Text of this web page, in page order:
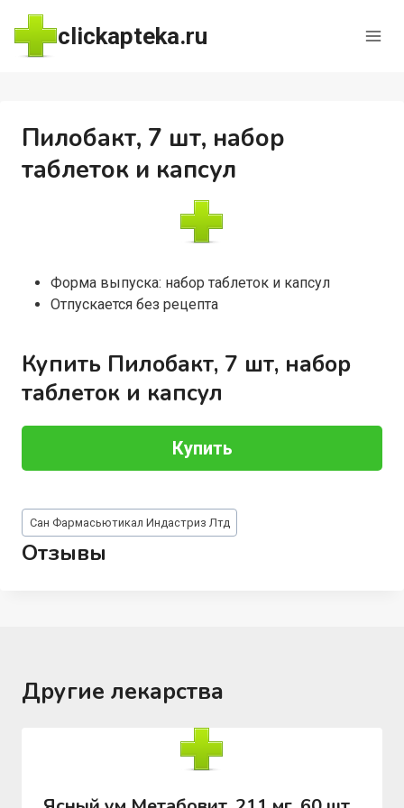
Перейти
содержимому
clickapteka.ru
Пилобакт, 7 шт, набор
таблеток и капсул
Форма выпуска: набор таблеток и капсул
Отпускается без рецепта
Купить Пилобакт, 7 шт, набор
таблеток и капсул
Купить
Метки
записи:
Сан Фармасьютикал Индастриз Лтд
Отзывы
Другие лекарства